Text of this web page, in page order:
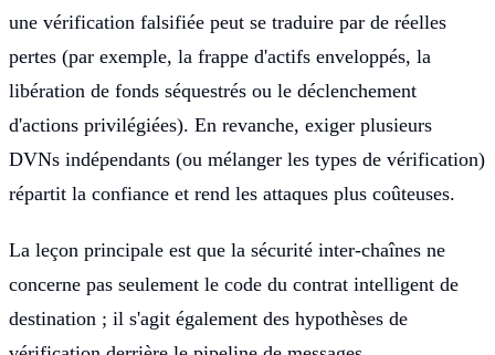
une vérification falsifiée peut se traduire par de réelles
pertes (par exemple, la frappe d'actifs enveloppés, la
libération de fonds séquestrés ou le déclenchement
d'actions privilégiées). En revanche, exiger plusieurs
DVNs indépendants (ou mélanger les types de vérification)
répartit la confiance et rend les attaques plus coûteuses.
La leçon principale est que la sécurité inter-chaînes ne
concerne pas seulement le code du contrat intelligent de
destination ; il s'agit également des hypothèses de